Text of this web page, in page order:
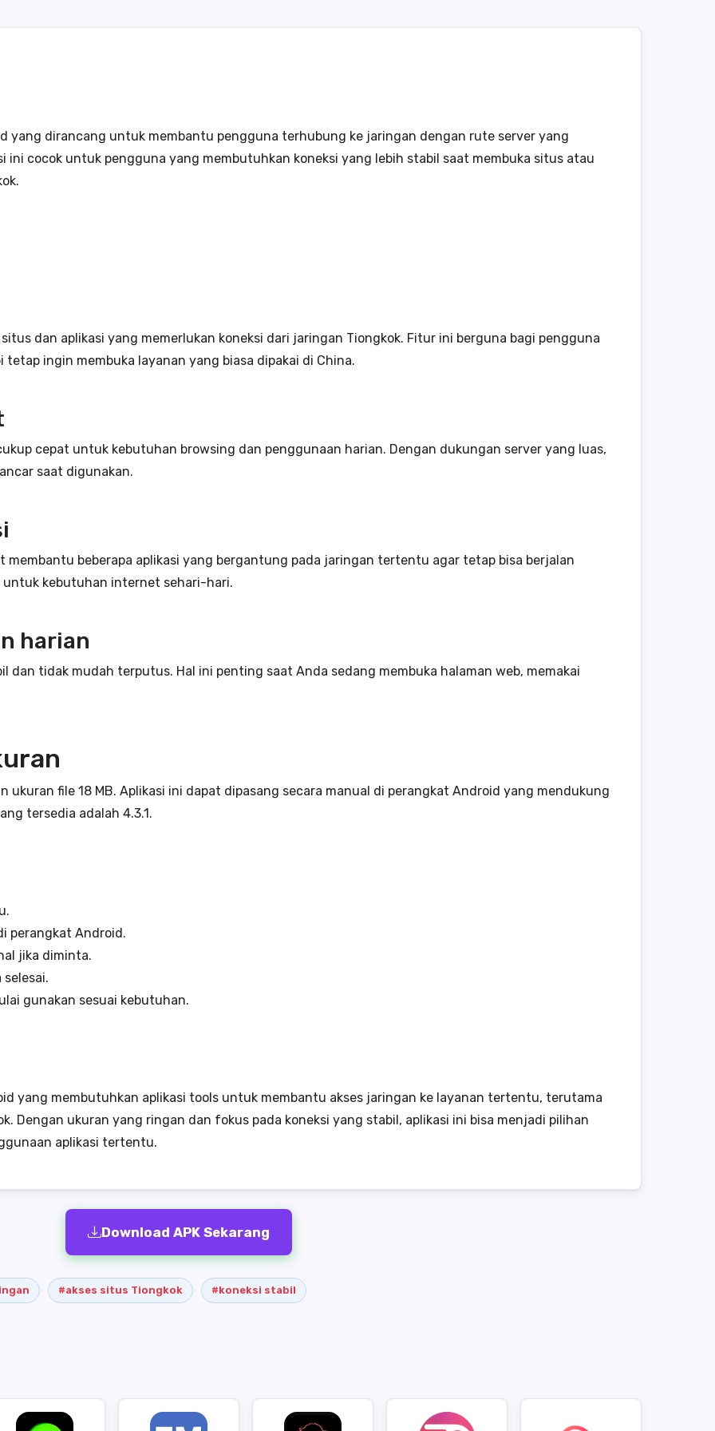
yang dirancang untuk membantu pengguna terhubung ke jaringan dengan rute server yang
ini cocok untuk pengguna yang membutuhkan koneksi yang lebih stabil saat membuka situs atau
dan aplikasi yang memerlukan koneksi dari jaringan Tiongkok. Fitur ini berguna bagi pengguna
ingin membuka layanan yang biasa dipakai di China.
cepat untuk kebutuhan browsing dan penggunaan harian. Dengan dukungan server yang luas,
saat digunakan.
membantu beberapa aplikasi yang bergantung pada jaringan tertentu agar tetap bisa berjalan
untuk kebutuhan internet sehari-hari.
harian
dan tidak mudah terputus. Hal ini penting saat Anda sedang membuka halaman web, memakai
ukuran file 18 MB. Aplikasi ini dapat dipasang secara manual di perangkat Android yang mendukung
tersedia adalah 4.3.1.
perangkat Android.
jika diminta.
gunakan sesuai kebutuhan.
yang membutuhkan aplikasi tools untuk membantu akses jaringan ke layanan tertentu, terutama
Dengan ukuran yang ringan dan fokus pada koneksi yang stabil, aplikasi ini bisa menjadi pilihan
aplikasi tertentu.
Download APK Sekarang
#akses situs Tiongkok #koneksi stabil